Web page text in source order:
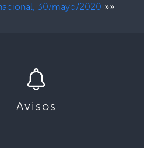
30/mayo/2020 »»
Avisos